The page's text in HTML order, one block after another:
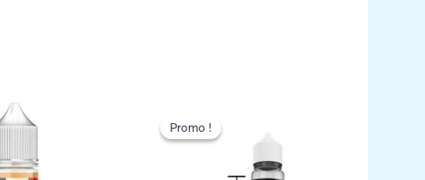
Promo !
Promo !